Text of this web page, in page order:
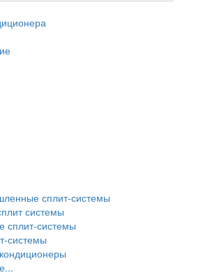
сплит-системы
системы
сплит-системы
системы